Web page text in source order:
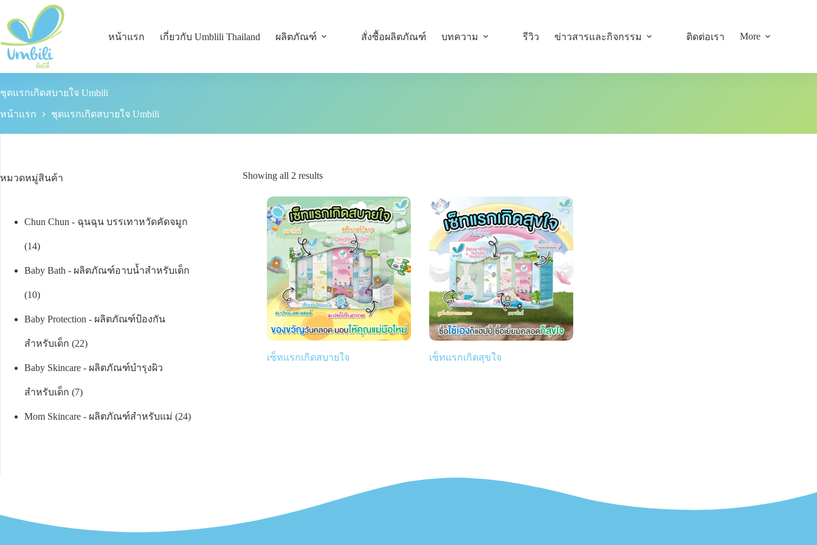
หน้าแรก เกี่ยวกับ Umblili Thailand ผลิตภัณฑ์ สั่งซื้อผลิตภัณฑ์ บทความ รีวิว ข่าวสารและกิจกรรม ติดต่อเรา More
ชุดแรกเกิดสบายใจ Umbili
หน้าแรก ชุดแรกเกิดสบายใจ Umbili
Showing all 2 results
เซ็ทแรกเกิดสบายใจ เซ็ทแรกเกิดสุขใจ
หมวดหมู่สินค้า
Chun Chun - ฉุนฉุน บรรเทาหวัดคัดจมูก
14
Baby Bath - ผลิตภัณฑ์อาบน้ำสำหรับเด็ก
10
Baby Protection - ผลิตภัณฑ์ป้องกัน
สำหรับเด็ก 22
Baby Skincare - ผลิตภัณฑ์บำรุงผิว
สำหรับเด็ก 7
Mom Skincare - ผลิตภัณฑ์สำหรับแม่ 24